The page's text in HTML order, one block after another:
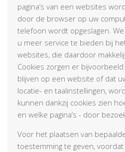
pagina’s van een websites
door de browser op uw
telefoon wordt opgeslagen.
u meer service te bieden bij
websites, die daardoor
Cookies zorgen er
blijven op een website of dat
locatie- en taalinstellingen,
kunnen dankzij cookies zien
en welke pagina’s - door
Voor het plaatsen van
toestemming te geven,